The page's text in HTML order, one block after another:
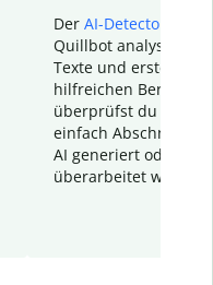
Der AI-Detector
Quillbot analysiert
Texte und erstellt
hilfreichen Bericht.
überprüfst du
einfach Abschnitte,
AI generiert oder
überarbeitet wurden.